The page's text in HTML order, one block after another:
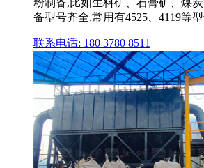
粉制备,比如生料矿、石膏矿、煤
备型号齐全,常用有4525、4119等
联系电话: 180 3780 8511